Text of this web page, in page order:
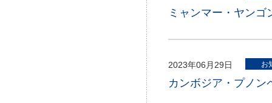
ミャンマー・ヤン
2023年06月29日 お
カンボジア・プノン